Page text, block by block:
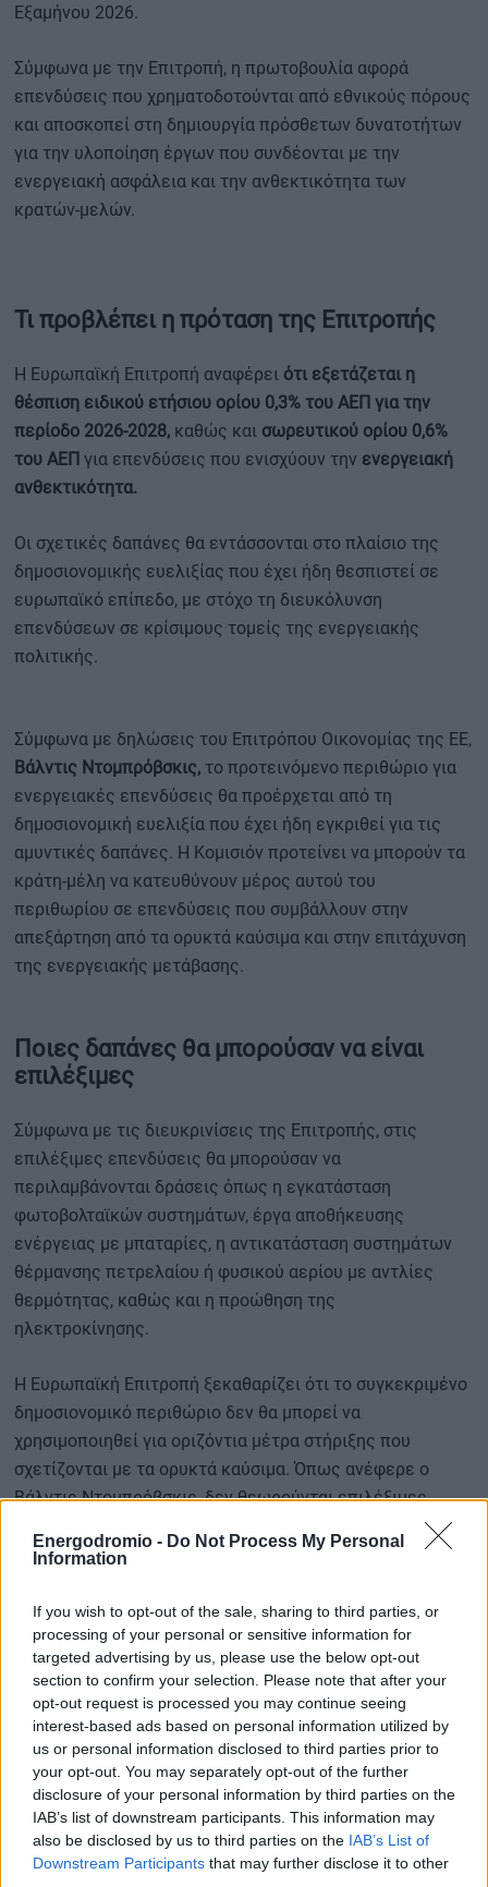
Energodromio - Do Not Process My Personal
Information
If you wish to opt-out of the sale, sharing to third parties, or
processing of your personal or sensitive information for
targeted advertising by us, please use the below opt-out
section to confirm your selection. Please note that after your
opt-out request is processed you may continue seeing
interest-based ads based on personal information utilized by
us or personal information disclosed to third parties prior to
your opt-out. You may separately opt-out of the further
disclosure of your personal information by third parties on the
IAB’s list of downstream participants. This information may
also be disclosed by us to third parties on the IAB’s List of
Downstream Participants that may further disclose it to other
Εξαμήνου 2026.
Σύμφωνα με την Επιτροπή, η πρωτοβουλία αφορά
επενδύσεις που χρηματοδοτούνται από εθνικούς πόρους
και αποσκοπεί στη δημιουργία πρόσθετων δυνατοτήτων
για την υλοποίηση έργων που συνδέονται με την
ενεργειακή ασφάλεια και την ανθεκτικότητα των
κρατών-μελών.
Τι προβλέπει η πρόταση της Επιτροπής
Η Ευρωπαϊκή Επιτροπή αναφέρει ότι εξετάζεται η
θέσπιση ειδικού ετήσιου ορίου 0,3% του ΑΕΠ για την
περίοδο 2026-2028, καθώς και σωρευτικού ορίου 0,6%
του ΑΕΠ για επενδύσεις που ενισχύουν την ενεργειακή
ανθεκτικότητα.
Οι σχετικές δαπάνες θα εντάσσονται στο πλαίσιο της
δημοσιονομικής ευελιξίας που έχει ήδη θεσπιστεί σε
ευρωπαϊκό επίπεδο, με στόχο τη διευκόλυνση
επενδύσεων σε κρίσιμους τομείς της ενεργειακής
πολιτικής.
Σύμφωνα με δηλώσεις του Επιτρόπου Οικονομίας της ΕΕ,
Βάλντις Ντομπρόβσκις, το προτεινόμενο περιθώριο για
ενεργειακές επενδύσεις θα προέρχεται από τη
δημοσιονομική ευελιξία που έχει ήδη εγκριθεί για τις
αμυντικές δαπάνες. Η Κομισιόν προτείνει να μπορούν τα
κράτη-μέλη να κατευθύνουν μέρος αυτού του
περιθωρίου σε επενδύσεις που συμβάλλουν στην
απεξάρτηση από τα ορυκτά καύσιμα και στην επιτάχυνση
της ενεργειακής μετάβασης.
Ποιες δαπάνες θα μπορούσαν να είναι
επιλέξιμες
Σύμφωνα με τις διευκρινίσεις της Επιτροπής, στις
επιλέξιμες επενδύσεις θα μπορούσαν να
περιλαμβάνονται δράσεις όπως η εγκατάσταση
φωτοβολταϊκών συστημάτων, έργα αποθήκευσης
ενέργειας με μπαταρίες, η αντικατάσταση συστημάτων
θέρμανσης πετρελαίου ή φυσικού αερίου με αντλίες
θερμότητας, καθώς και η προώθηση της
ηλεκτροκίνησης.
Η Ευρωπαϊκή Επιτροπή ξεκαθαρίζει ότι το συγκεκριμένο
δημοσιονομικό περιθώριο δεν θα μπορεί να
χρησιμοποιηθεί για οριζόντια μέτρα στήριξης που
σχετίζονται με τα ορυκτά καύσιμα. Όπως ανέφερε ο
Βάλντις Ντομπρόβσκις, δεν θεωρούνται επιλέξιμες
παρεμβάσεις όπως οι φορολογικές ελαφρύνσεις ή οι
επιδοτήσεις στην κατανάλωση βενζίνης, πετρελαίου ή
Όπως επισημαίνει η Επιτροπή, η πρωτοβουλία αποσκοπεί
στηνενίσχυση της ενεργειακής ασφάλειαςτης
Ευρωπαϊκής Ένωσης και στη
μείωση της εξάρτησης από
εισαγόμενα ορυκτά καύσιμα,σε μια περίοδο κατά την
οποία οι επενδύσεις σε ενεργειακές υποδομές και έργα
ανθεκτικότητας αποκτούν αυξημένη σημασία.
Παράλληλα, η πρόταση δημιουργεί πρόσθετες
δυνατότητες επιτάχυνσης στρατηγικών επενδύσεων που